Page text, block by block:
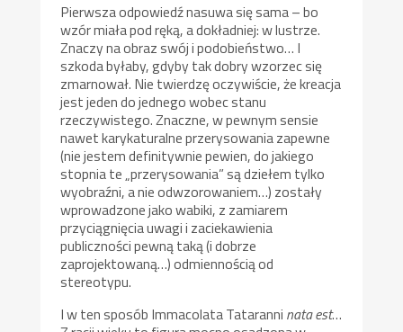
Pierwsza odpowiedź nasuwa się sama – bo
wzór miała pod ręką, a dokładniej: w lustrze.
Znaczy na obraz swój i podobieństwo… I
szkoda byłaby, gdyby tak dobry wzorzec się
zmarnował. Nie twierdzę oczywiście, że kreacja
jest jeden do jednego wobec stanu
rzeczywistego. Znaczne, w pewnym sensie
nawet karykaturalne przerysowania zapewne
(nie jestem definitywnie pewien, do jakiego
stopnia te „przerysowania” są dziełem tylko
wyobraźni, a nie odwzorowaniem…) zostały
wprowadzone jako wabiki, z zamiarem
przyciągnięcia uwagi i zaciekawienia
publiczności pewną taką (i dobrze
zaprojektowaną…) odmiennością od
stereotypu.
I w ten sposób Immacolata Tataranni nata est…